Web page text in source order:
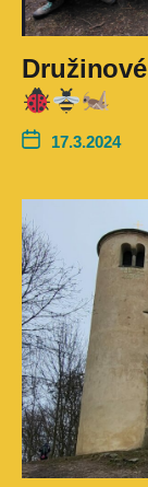
17.3.2024